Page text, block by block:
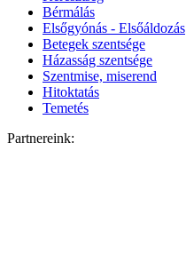
Bérmálás
Elsőgyónás - Elsőáldozás
Betegek szentsége
Házasság szentsége
Szentmise, miserend
Hitoktatás
Temetés
Partnereink: